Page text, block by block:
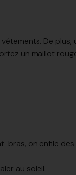
De
un maillot
bras, on enfile
au soleil.